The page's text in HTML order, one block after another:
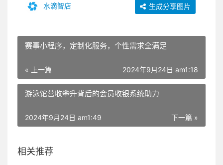
水滴智店 生成分享图片
赛事小程序，定制化服务，个性需求全满足
« 上一篇 2024年9月24日 am1:18
游泳馆营收攀升背后的会员收银系统助力
下一篇 »
2024年9月24日 am1:49
相关推荐